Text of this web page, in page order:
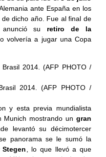
ante España en los
dicho año. Fue al final de
anunció su retiro de la
volvería a jugar una Copa
2014. (AFP PHOTO /
y esta previa mundialista
Munich mostrando un gran
levantó su décimotercer
panorama se le sumó la
, lo que llevó a que